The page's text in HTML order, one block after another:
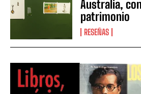
Australia,
patrimonio
RESEÑAS